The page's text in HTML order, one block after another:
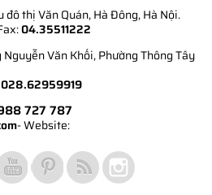
đô thị Văn Quán, Hà Đông, Hà Nội.
04.35511222
Văn Khối, Phường Thông Tây
727 787
- Website: